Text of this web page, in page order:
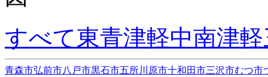
すべて東青津軽中南津軽
青森市弘前市八戸市黒石市五所川原市十和田市三沢市むつ市